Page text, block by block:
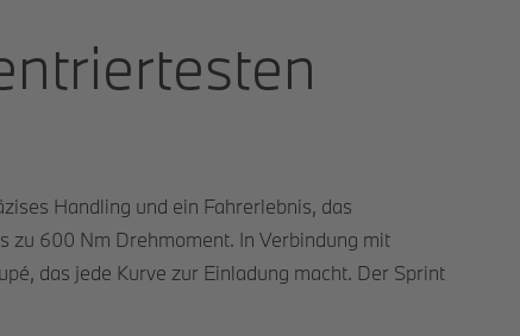
Handling und ein Fahrerlebnis, das
zu 600 Nm Drehmoment. In Verbindung mit
das jede Kurve zur Einladung macht. Der Sprint